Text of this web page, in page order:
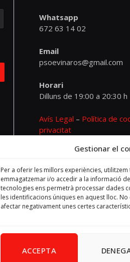
Gestionar el
Per a oferir les millors experiències,
emmagatzemar i/o accedir a la informació
tecnologies ens permetrà processar dades
les identificacions úniques en aquest lloc.
afectar negativament unes certes
ACCEPTA
Whatsapp
672 63 14 02
Email
psoevinaros@gmail.com
Horari
Dilluns de 19:00 a 20:30 h
Avís Legal – Política de
privacitat